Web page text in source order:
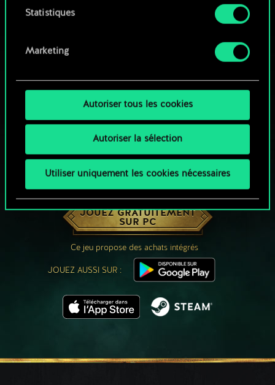
préférences dans le menu "Paramètres" ci-
Statistiques
Marketing
Autoriser tous les cookies
Autoriser la sélection
Utiliser uniquement les cookies nécessaires
UNE PETITE PARTIE DE GWENT ?
JOUEZ GRATUITEMENT
SUR PC
Ce jeu propose des achats intégrés
JOUEZ AUSSI SUR :